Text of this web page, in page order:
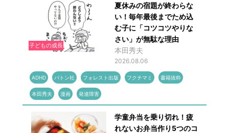
子どもの成長
夏休みの宿題が終わらな
い！毎年最後までため込
む子に「コツコツやりな
さい」が無駄な理由
本田秀夫
2026.08.06
ADHD バトン社 フォレスト出版 フクチマミ 書籍抜粋
本田秀夫 漫画 発達障害
学童弁当を乗り切れ！疲
れないお弁当作り5つのコ